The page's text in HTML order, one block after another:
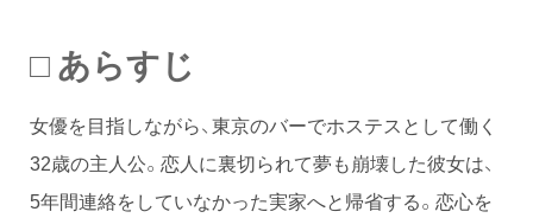
□ あらすじ
女優を目指しながら、東京のバーでホステスとして働く
32歳の主人公。恋人に裏切られて夢も崩壊した彼女は、
5年間連絡をしていなかった実家へと帰省する。恋心を